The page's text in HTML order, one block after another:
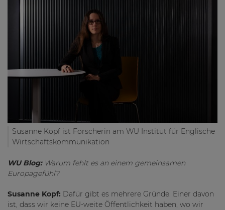
Susanne Kopf ist Forscherin am WU Institut für Englische
Wirtschaftskommunikation
WU Blog:Warum fehlt es an einem gemeinsamen
Europagefühl?
Susanne Kopf: Dafür gibt es mehrere Gründe. Einer davon
ist, dass wir keine EU-weite Öffentlichkeit haben, wo wir